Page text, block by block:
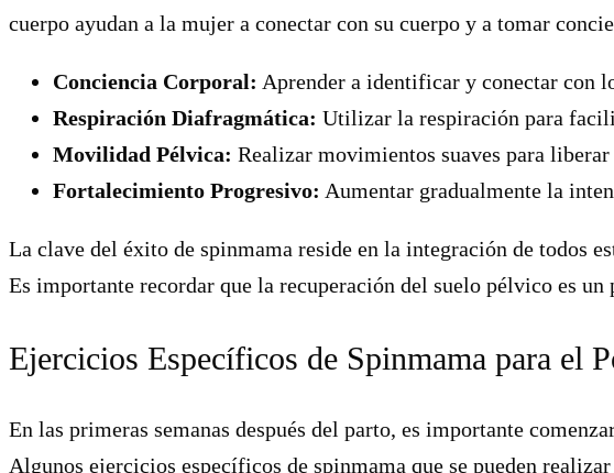
cuerpo ayudan a la mujer a conectar con su cuerpo y a tomar
Conciencia Corporal: Aprender a identificar y conectar con
Respiración Diafragmática: Utilizar la respiración para
Movilidad Pélvica: Realizar movimientos suaves para
Fortalecimiento Progresivo: Aumentar gradualmente la
La clave del éxito de spinmama reside en la integración de todos
Es importante recordar que la recuperación del suelo pélvico es
Ejercicios Específicos de Spinmama para el
En las primeras semanas después del parto, es importante
Algunos ejercicios específicos de spinmama que se pueden